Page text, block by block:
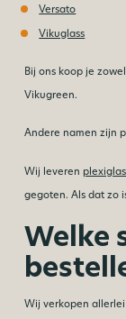
Versato
Vikuglass
Bij ons koop je
Vikugreen.
Andere namen zijn
Wij leveren
gegoten. Als dat zo
Welke
Wij verkopen